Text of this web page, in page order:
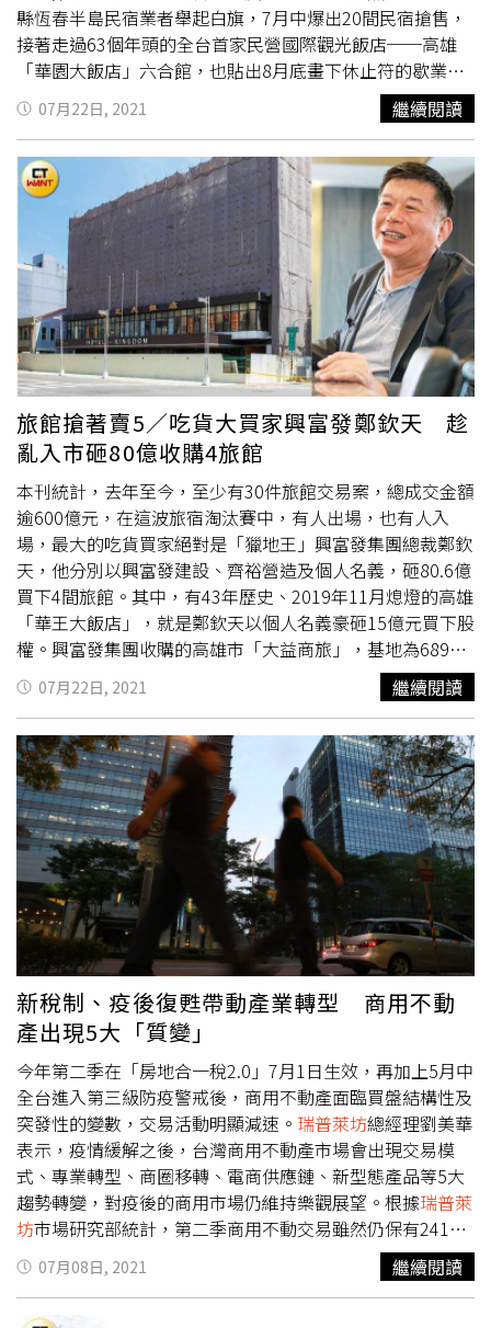
建分屋的條件，過度的期待與等待，反而得不償失。都更專
家彭彥祥也提出另一修法方向，都更條例裡「共同負擔項
目」裡面有人事費用、風險管理費，但卻少了最重要的初期
整合者的勞務報酬，目前都更推動師必須掛在建築師、建經
公司、營造廠或建商名下才能讓報酬有名目核銷，因此他建
議成立「都更危老整合業管理條例」，就如同仲介有經紀業
管理條例一樣，「能有法律約束和收費項目，明確規範整合
到多少程度就能有多少報酬，並於都更條例增訂整合業視都
更規模或住戶人數得獲得不同百分比的容積獎勵，避免都更
推動師還沒完成任務先被餓死。」
縣恆春半島民宿業者舉起白旗，7月中爆出20間民宿搶售，
接著走過63個年頭的全台首家民營國際觀光飯店──高雄
「華園大飯店」六合館，也貼出8月底畫下休止符的歇業公
告。有63年歷史的高雄華園大飯店六合館，2011年才重新
裝潢過，仍不敵疫情，近日出售給永碩投資，將於8月熄
燈。（圖／報系資料庫）「2003年的SARS疫情衝擊觀光
業，但時間不長，2008年的金融海嘯，影響也不過一季。
在新冠肺炎衝擊下，從外來觀光客到內需旅遊業全面萎縮，
這種情況前所未見！」 瑞普萊坊 市場研究暨顧問部總監黃舒
衛表示，國內旅宿業者過去隨著陸客來台，如雨後春筍冒
出，又隨著陸客不來而陷入困境，如今更被新冠疫情打入絕
境，全台3400家旅館及9900家民宿無一倖免。過去每到周
末墾丁大街人聲鼎沸，民宿如雨後春筍冒出，但疫情爆發
後，不少業者選擇停業出場。（圖／報系資料庫）「北市
600家旅館中有300家是租的，估計目前有100間是欠房租欠
薪水的『爛尾』，房東剉咧等！」北市旅館公會理事長韋建
華表示，已有逾50位房東由於房客繳不出租金或失聯，找上
公會協助頂讓物件，公會儼然成了仲介機構，其中以新崛起
的文創旅店最多。當然，最慘的還是被迫出售物業的旅宿業
者。「前幾年陸客不來，（旅宿業者）只是想著賣或還在評
估；去年國境封閉後，即便政府祭出旅遊補助，也不會有人
想要住進都會區的飯店或汽車旅館，市場上愈來愈多旅館搶
售。」一名旅宿業者苦笑，經營時要競爭，現在「僧多粥
少」連出售也要搶著脫手。除了在高雄買下飯店，興富發集
團總裁鄭欽天也在台中七期吃下汽車旅館，成為旅館轉手潮
中的大買家。（圖／張文玠、馬景平攝）在這輪旅宿業生存
戰中，老牌亞士都飯店吳景聰家族選擇退出，「迪化街大帳
房」李方集團趁著SARS疫情打造的百億飯店王國，如今卻
不敵新冠疫情而紛紛求售。「獵地王」興富發集團總裁鄭欽
天則趁勢入場，共砸80.6億元收購4家旅館，成了吃貨王，
隨著解封日近，旅宿業新一輪競賽即將登場！
07月22日, 2021 繼續閱讀
旅館搶著賣5／吃貨大買家興富發鄭欽天 趁
亂入市砸80億收購4旅館
本刊統計，去年至今，至少有30件旅館交易案，總成交金額
逾600億元，在這波旅宿淘汰賽中，有人出場，也有人入
場，最大的吃貨買家絕對是「獵地王」興富發集團總裁鄭欽
天，他分別以興富發建設、齊裕營造及個人名義，砸80.6億
買下4間旅館。其中，有43年歷史、2019年11月熄燈的高雄
「華王大飯店」，就是鄭欽天以個人名義豪砸15億元買下股
權。興富發集團收購的高雄市「大益商旅」，基地為689
坪，未來將整合相鄰的100至200坪土地，一同改建成商
辦，作為該集團的高雄新總部大樓。另2筆交易則是位在台
中七期精華地段的汽車旅館，開發利益可期。興富發發言人
廖昭雄表示，4個案子無明確推案時程，目前華王大飯店正
拆除中，將改建成海景住宅大樓，「如果有推案也是明年，
另外2個汽車旅館還在規劃中，以住宅規劃為主。」台中七
期過去有超過15家以上的汽車旅館，經多年來建商搶地瓜
分，加上興富發今年買下樺品居等，仍營業的已寥寥無幾。
（圖／張文玠攝）近年旅館市場萎縮，房地產景氣卻大好，
在此消彼長下，加上政府推動都更獎勵容積，不少老牌飯店
選擇歇業著手改建，經營倦怠的業者就帶著獎勵容積的嫁妝
出售，希望賣個好價錢。「老飯店維修成本高，整修不划
算，雖已無競爭力，但因擁有絕佳地段，基地面積夠大賣相
好，願意承接的必定是看好未來開發價值。」瑞普萊坊市場
研究暨顧問部總監黃舒衛指出，要在精華地段取得單一產權
物件相當困難，而旅館物件能一次收購，省時又省力，即便
開價動輒上億元起跳，也依舊是超級投資客與建商獵地的目
標，而位於各地重劃區的汽車旅館物件，更是長期養地易拆
易建的肥美獵物。黃舒衛表示，經歷陸客不來、三級警戒等
衝擊，不少旅宿業者見養地成熟，趁機變現。（圖／業者提
供）根據交易紀錄可發現，成交案件約有一半是位於成熟重
劃區的汽車旅館，「這些都是長期養地，看到時機成熟選擇
獲利了結。」黃舒衛表示，以前七期有很多八大行業聚集，
土地容積很高，但時機、市場都不成熟，所以配合產業需求
開設汽車旅館養地，就像台北市的大直，現在看到這麼多的
07月22日, 2021 繼續閱讀
新稅制、疫後復甦帶動產業轉型 商用不動
產出現5大「質變」
今年第二季在「房地合一稅2.0」7月1日生效，再加上5月中
全台進入第三級防疫警戒後，商用不動產面臨買盤結構性及
突發性的變數，交易活動明顯減速。 瑞普萊坊總經理劉美華
表示，疫情緩解之後，台灣商用不動產市場會出現交易模
式、專業轉型、商圈移轉、電商供應鏈、新型態產品等5大
趨勢轉變，對疫後的商用市場仍維持樂觀展望。根據瑞普萊
坊市場研究部統計，第二季商用不動交易雖然仍保有241億
的規模，但較第一季衰退44%，上市櫃公司甚至從5月29日
到6月9日出現超過一周的交易空窗期，更重要的是，241億
裡面有超過41億是關係人交易，等於第二季商用市場的實質
07月08日, 2021 繼續閱讀